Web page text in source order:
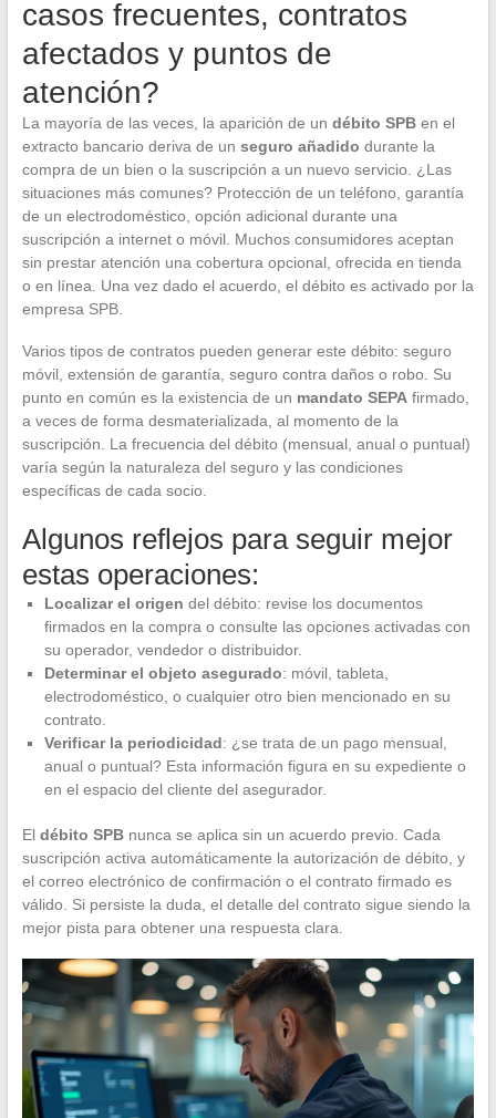
casos frecuentes, contratos
afectados y puntos de
atención?
La mayoría de las veces, la aparición de un débito SPBen el
extracto bancario deriva de un seguro añadido durante la
compra de un bien o la suscripción a un nuevo servicio. ¿Las
situaciones más comunes? Protección de un teléfono, garantía
de un electrodoméstico, opción adicional durante una
suscripción a internet o móvil. Muchos consumidores aceptan
sin prestar atención una cobertura opcional, ofrecida en tienda
o en línea. Una vez dado el acuerdo, el débito es activado por la
empresa SPB.
Varios tipos de contratos pueden generar este débito: seguro
móvil, extensión de garantía, seguro contra daños o robo. Su
punto en común es la existencia de un mandato SEPAfirmado,
a veces de forma desmaterializada, al momento de la
suscripción. La frecuencia del débito (mensual, anual o puntual)
varía según la naturaleza del seguro y las condiciones
específicas de cada socio.
Algunos reflejos para seguir mejor
estas operaciones:
Localizar el origen del débito: revise los documentos
firmados en la compra o consulte las opciones activadas con
su operador, vendedor o distribuidor.
Determinar el objeto asegurado: móvil, tableta,
electrodoméstico, o cualquier otro bien mencionado en su
contrato.
Verificar la periodicidad: ¿se trata de un pago mensual,
anual o puntual? Esta información figura en su expediente o
en el espacio del cliente del asegurador.
El débito SPBnunca se aplica sin un acuerdo previo. Cada
suscripción activa automáticamente la autorización de débito, y
el correo electrónico de confirmación o el contrato firmado es
válido. Si persiste la duda, el detalle del contrato sigue siendo la
mejor pista para obtener una respuesta clara.